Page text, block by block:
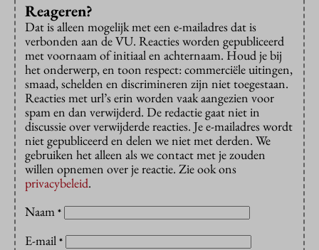
Reageren?
Dat is alleen mogelijk met een e-mailadres dat is
verbonden aan de VU. Reacties worden gepubliceerd
met voornaam of initiaal en achternaam. Houd je bij
het onderwerp, en toon respect: commerciële uitingen,
smaad, schelden en discrimineren zijn niet toegestaan.
Reacties met url’s erin worden vaak aangezien voor
spam en dan verwijderd. De redactie gaat niet in
discussie over verwijderde reacties. Je e-mailadres wordt
niet gepubliceerd en delen we niet met derden. We
gebruiken het alleen als we contact met je zouden
willen opnemen over je reactie. Zie ook ons
privacybeleid.
Naam *
E-mail *